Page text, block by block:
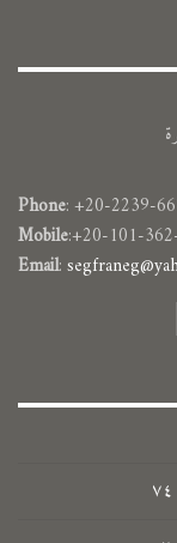
Phone: +20-2239-
Mobile:+20-101-
Email: